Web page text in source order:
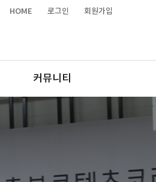
HOME 로그인 회원가입
커뮤니티